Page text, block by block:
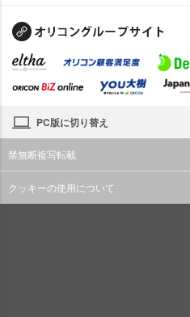
PC版に切り替え
禁無断複写転載
クッキーの使用について